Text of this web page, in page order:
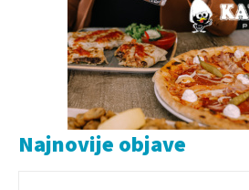
Najnovije objave